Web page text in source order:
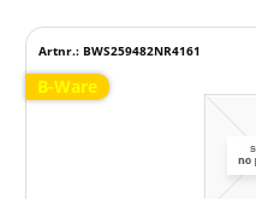
B-Ware
Artnr.: BWS259482NR4161